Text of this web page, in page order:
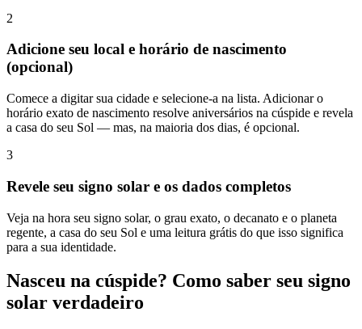
2
Adicione seu local e horário de nascimento
(opcional)
Comece a digitar sua cidade e selecione-a na lista. Adicionar o
horário exato de nascimento resolve aniversários na cúspide e revela
a casa do seu Sol — mas, na maioria dos dias, é opcional.
3
Revele seu signo solar e os dados completos
Veja na hora seu signo solar, o grau exato, o decanato e o planeta
regente, a casa do seu Sol e uma leitura grátis do que isso significa
para a sua identidade.
Nasceu na cúspide? Como saber seu signo
solar verdadeiro